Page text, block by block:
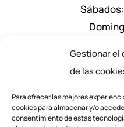
Gestionar el
de las
Para ofrecer las mejores
cookies para almacenar y/o
consentimiento de estas
Nuestro Horario
De lunes a viernes:
Sábados: